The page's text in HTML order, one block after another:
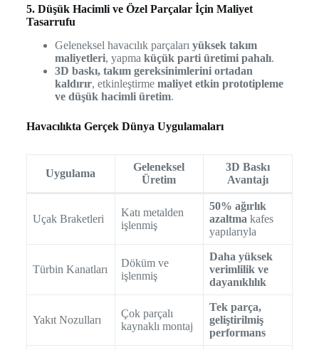
5. Düşük Hacimli ve Özel Parçalar İçin Maliyet
Tasarrufu
Geleneksel havacılık parçaları yüksek takım
maliyetleri, yapma küçük parti üretimi pahalı.
3D baskı, takım gereksinimlerini ortadan
kaldırır, etkinleştirme maliyet etkin prototipleme
ve düşük hacimli üretim.
Havacılıkta Gerçek Dünya Uygulamaları
Uygulama
Geleneksel
Üretim
3D Baskı
Avantajı
Uçak Braketleri
Katı metalden
işlenmiş
50% ağırlık
azaltma kafes
yapılarıyla
Türbin Kanatları
Döküm ve
işlenmiş
Daha yüksek
verimlilik ve
dayanıklılık
Yakıt Nozulları
Çok parçalı
kaynaklı montaj
Tek parça,
geliştirilmiş
performans